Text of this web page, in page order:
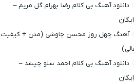
دانلود آهنگ بی کلام رضا بهرام گل مریم –
آهنگ چهل روز محسن چاوشی (متن + کیفیت
دانلود آهنگ بی کلام احمد سلو چیشد –